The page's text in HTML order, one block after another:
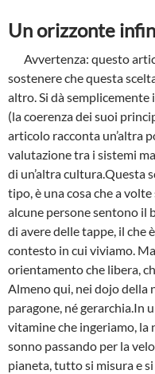
Un orizzonte
Avvertenza: questo
sostenere che questa
altro. Si dà semplicemente
(la coerenza dei suoi
articolo racconta un’altra
valutazione tra i sistemi
di un’altra cultura.Questa
tipo, è una cosa che a
alcune persone sentono il
di avere delle tappe, il che
contesto in cui viviamo.
orientamento che libera,
Almeno qui, nei dojo della
paragone, né gerarchia.In
vitamine che ingeriamo,
sonno passando per la
pianeta, tutto si misura e